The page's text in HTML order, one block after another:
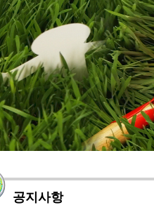
공지사항